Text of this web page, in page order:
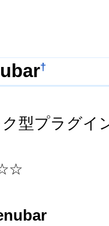
†
型プラグイ